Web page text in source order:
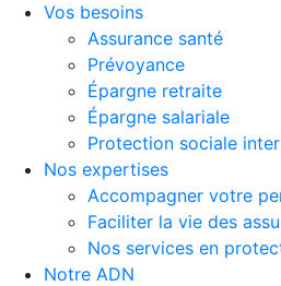
Vos besoins
Assurance santé
Prévoyance
Épargne retraite
Épargne salariale
Protection sociale
Nos expertises
Accompagner votre
Faciliter la vie des
Nos services en
Notre ADN